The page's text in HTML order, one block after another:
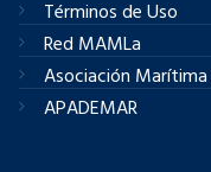
Términos de Uso
Red MAMLa
Asociación
APADEMAR